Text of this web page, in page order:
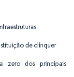
de clínquer
zero dos principais